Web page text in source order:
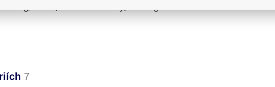
selen (seleničitan sodný): 0.09mg. ^Množství
7